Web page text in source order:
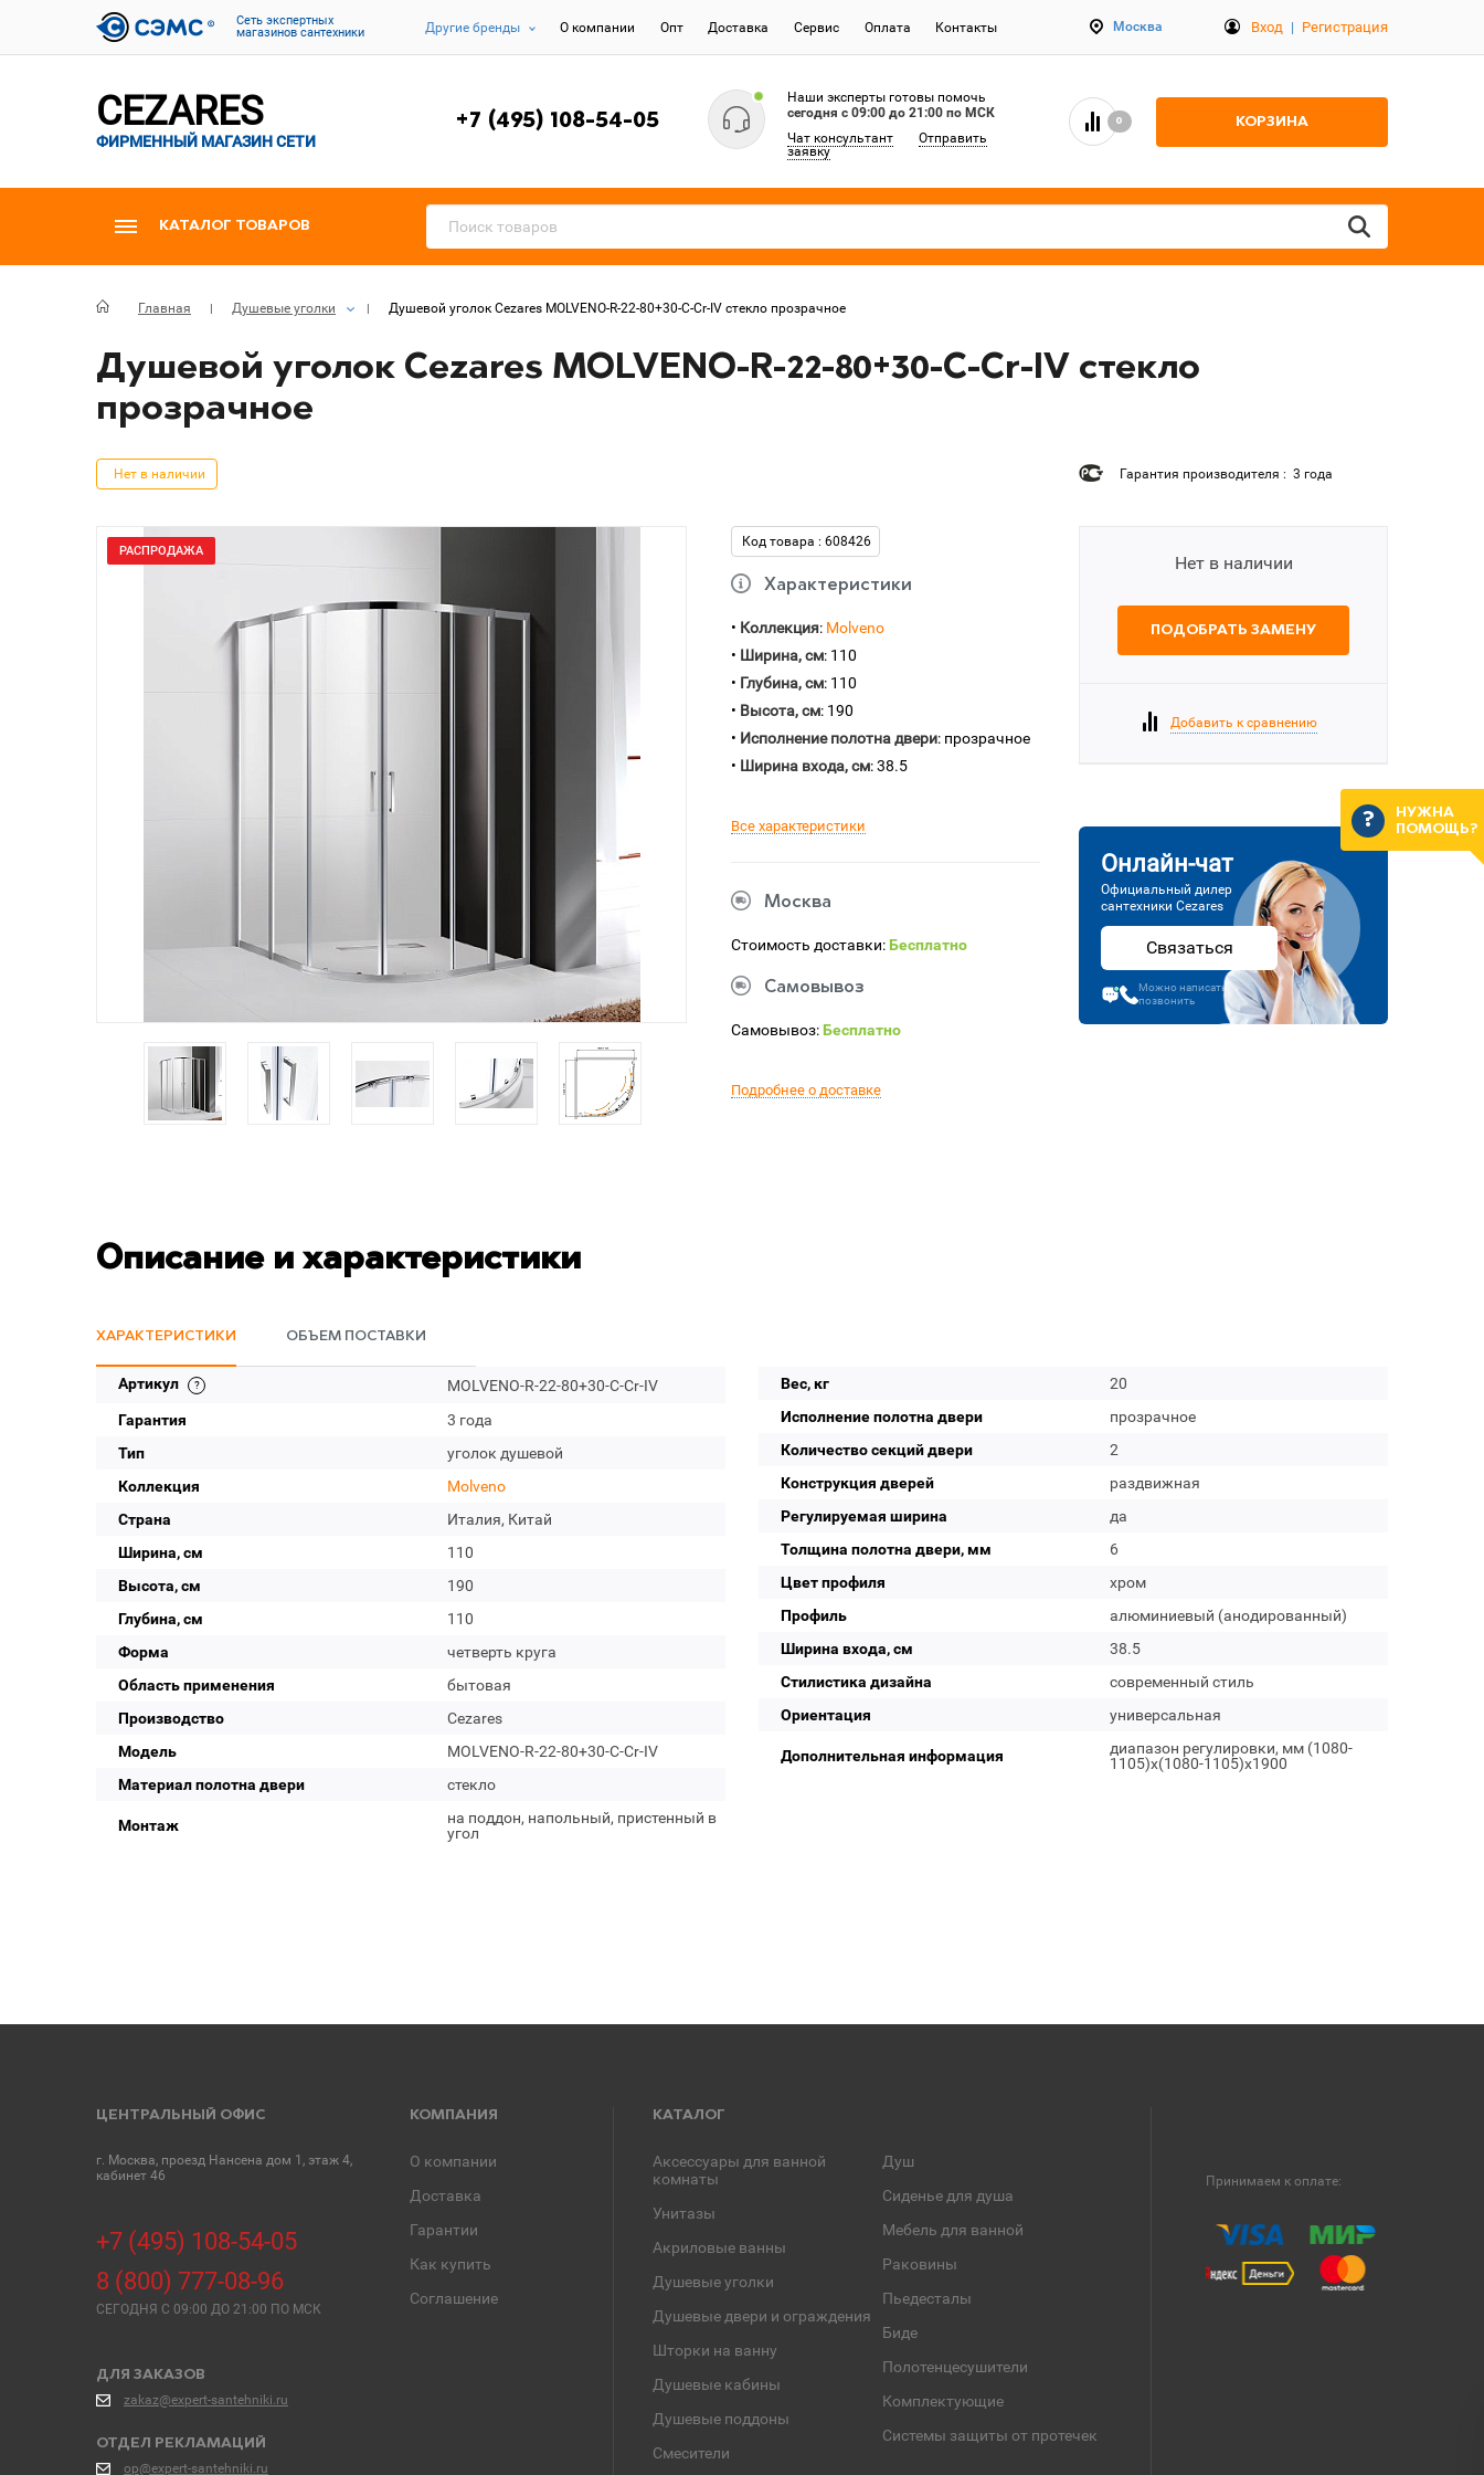
Cеть экспертных
магазинов сантехники
Другие бренды О компании Опт Доставка Сервис Оплата Контакты Москва Вход | Регистрация
CEZARES
ФИРМЕННЫЙ МАГАЗИН СЕТИ
+7 (495) 108-54-05
Наши эксперты готовы помочь
сегодня c 09:00 до 21:00 по МСК
Чат консультант
Отправить
заявку
0 КОРЗИНА
КАТАЛОГ ТОВАРОВ
Главная Душевые уголки Душевой уголок Cezares MOLVENO-R-22-80+30-C-Cr-IV стекло прозрачное
Душевой уголок Cezares MOLVENO-R-22-80+30-C-Cr-IV стекло
прозрачное
Нет в наличии Гарантия производителя : 3 года
РАСПРОДАЖА
Код товара : 608426
Характеристики
• Коллекция: Molveno
• Ширина, см: 110
• Глубина, см: 110
• Высота, см: 190
• Исполнение полотна двери: прозрачное
• Ширина входа, см: 38.5
Все характеристики
Москва
Стоимость доставки:Бесплатно
Самовывоз
Самовывоз:Бесплатно
Подробнее о доставке
Нет в наличии
ПОДОБРАТЬ ЗАМЕНУ
Добавить к сравнению
Онлайн-чат
Официальный дилер
сантехники Cezares
Связаться
Можно написать или
позвонить
Описание и характеристики
ХАРАКТЕРИСТИКИ ОБЪЕМ ПОСТАВКИ
Артикул
MOLVENO-R-22-80+30-C-Cr-IV
Гарантия
3 года
Тип
уголок душевой
Коллекция
Molveno
Страна
Италия, Китай
Ширина, см
110
Высота, см
190
Глубина, см
110
Форма
четверть круга
Область применения
бытовая
Производство
Cezares
Модель
MOLVENO-R-22-80+30-C-Cr-IV
Материал полотна двери
стекло
Монтаж
на поддон, напольный, пристенный в
угол
Вес, кг
20
Исполнение полотна двери
прозрачное
Количество секций двери
2
Конструкция дверей
раздвижная
Регулируемая ширина
да
Толщина полотна двери, мм
6
Цвет профиля
хром
Профиль
алюминиевый (анодированный)
Ширина входа, см
38.5
Стилистика дизайна
современный стиль
Ориентация
универсальная
Дополнительная информация
диапазон регулировки, мм (1080-
1105)x(1080-1105)х1900
ЦЕНТРАЛЬНЫЙ ОФИС
г. Москва, проезд Нансена дом 1, этаж 4,
кабинет 46
+7 (495) 108-54-05
8 (800) 777-08-96
СЕГОДНЯ C 09:00 ДО 21:00 ПО МСК
ДЛЯ ЗАКАЗОВ
zakaz@expert-santehniki.ru
ОТДЕЛ РЕКЛАМАЦИЙ
op@expert-santehniki.ru
КОМПАНИЯ
О компании
Доставка
Гарантии
Как купить
Соглашение
КАТАЛОГ
Аксессуары для ванной
комнаты
Унитазы
Акриловые ванны
Душевые уголки
Душевые двери и ограждения
Шторки на ванну
Душевые кабины
Душевые поддоны
Смесители
Душ
Сиденье для душа
Мебель для ванной
Раковины
Пьедесталы
Биде
Полотенцесушители
Комплектующие
Системы защиты от протечек
Принимаем к оплате:
НУЖНА
ПОМОЩЬ?